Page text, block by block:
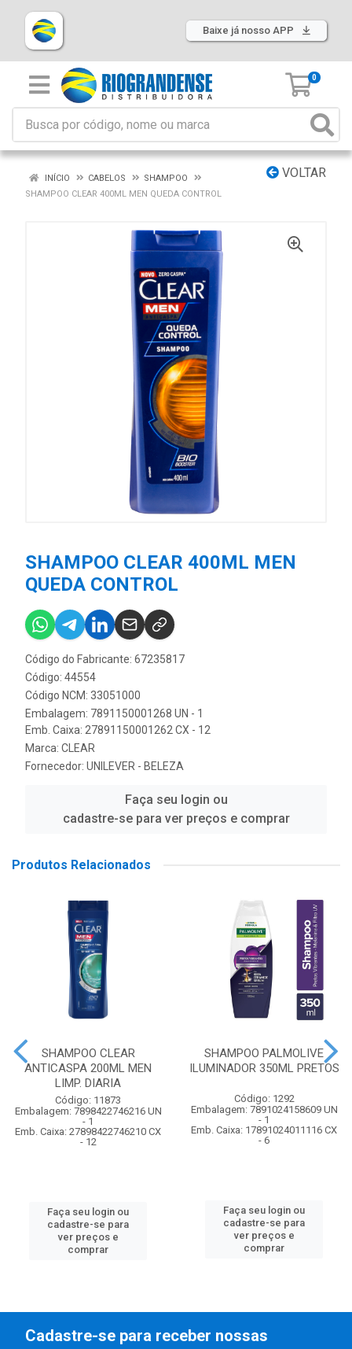
Baixe já nosso APP
0
VOLTAR
INÍCIO CABELOS
SHAMPOO
SHAMPOO CLEAR 400ML MEN QUEDA CONTROL
SHAMPOO CLEAR 400ML MEN
QUEDA CONTROL
Código do Fabricante: 67235817
Código: 44554
Código NCM: 33051000
Embalagem: 7891150001268 UN - 1
Emb. Caixa: 27891150001262 CX - 12
Marca: CLEAR
Fornecedor: UNILEVER - BELEZA
Faça seu login ou
cadastre-se para ver preços e comprar
Produtos Relacionados
SHAMPOO CLEAR
ANTICASPA 200ML MEN
LIMP. DIARIA
Código: 11873
Embalagem: 7898422746216 UN
- 1
Emb. Caixa: 27898422746210 CX
- 12
Faça seu login ou
cadastre-se para
ver preços e
comprar
SHAMPOO PALMOLIVE
ILUMINADOR 350ML PRETOS
Código: 1292
Embalagem: 7891024158609 UN
- 1
Emb. Caixa: 17891024011116 CX
- 6
Faça seu login ou
cadastre-se para
ver preços e
comprar
Cadastre-se para receber nossas